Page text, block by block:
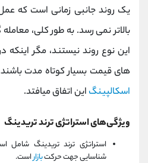
یک روند جانبی زمانی است که
بالاتر نمی رسد. به طور کلی،
این نوع روند نیستند، مگر
های قیمت بسیار کوتاه مدت
اسکالپینگ این اتفاق میافتد.
ویژگی‌های استراتژی ترند تریدینگ
استراتژی ترند تریدینگ شامل
شناسایی جهت حرکتبازاراست.